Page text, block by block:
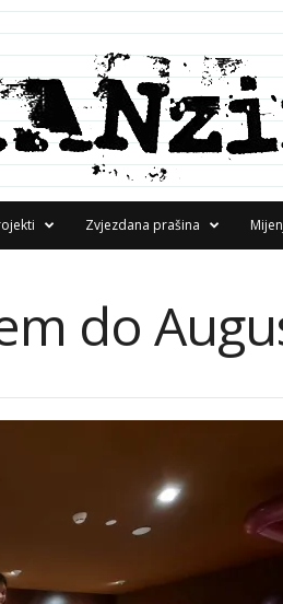
Zvjezdana prašina
do